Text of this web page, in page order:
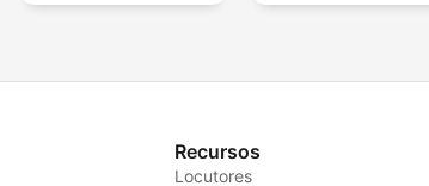
Recursos
Locutores